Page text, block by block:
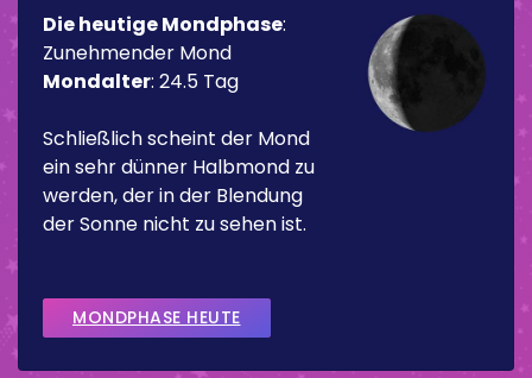
Die heutige Mondphase:
Zunehmender Mond
Mondalter: 24.5 Tag
Schließlich scheint der Mond
ein sehr dünner Halbmond zu
werden, der in der Blendung
der Sonne nicht zu sehen ist.
MONDPHASE HEUTE